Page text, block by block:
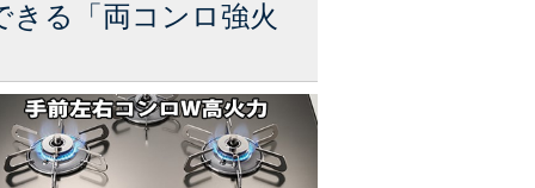
る「両コンロ強火